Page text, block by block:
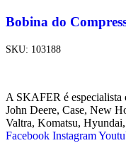
Bobina do
SKU: 103188
A SKAFER é especialista
John Deere, Case, New
Valtra, Komatsu,
Facebook Instagram